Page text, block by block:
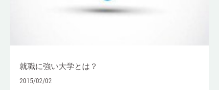
就職に強い大学とは？
2015/02/02